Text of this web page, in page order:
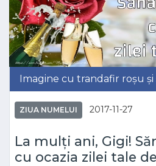
Imagine cu trandafir roșu
ZIUA NUMELUI 2017-11-27
La mulți ani, Gigi!
cu ocazia zilei tale